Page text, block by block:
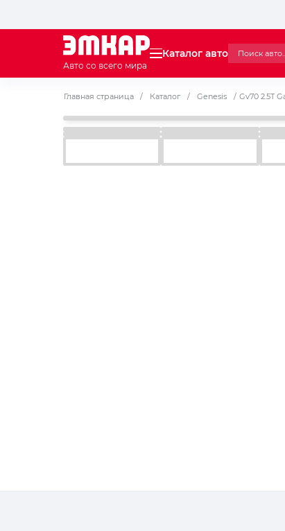
Авто со всего мира
Каталог авто
Главная страница / Каталог / Genesis / Gv70 2.5T